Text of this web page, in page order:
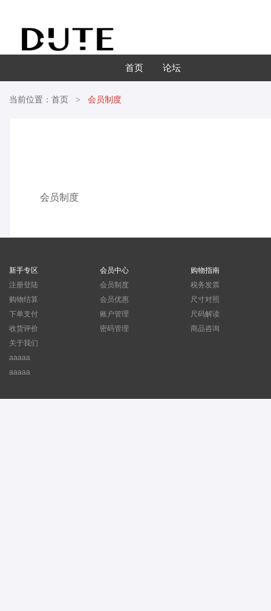
首页 论坛
当前位置： 首页 会员制度
会员制度
新手专区
注册登陆
购物结算
下单支付
收货评价
关于我们
aaaaa
aaaaa
会员中心
会员制度
会员优惠
账户管理
密码管理
购物指南
税务发票
尺寸对照
尺码解读
商品咨询